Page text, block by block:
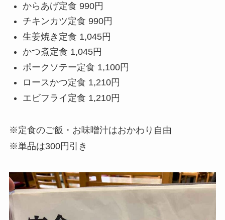
からあげ定食 990円
チキンカツ定食 990円
生姜焼き定食 1,045円
かつ煮定食 1,045円
ポークソテー定食 1,100円
ロースかつ定食 1,210円
エビフライ定食 1,210円
※定食のご飯・お味噌汁はおかわり自由
※単品は300円引き